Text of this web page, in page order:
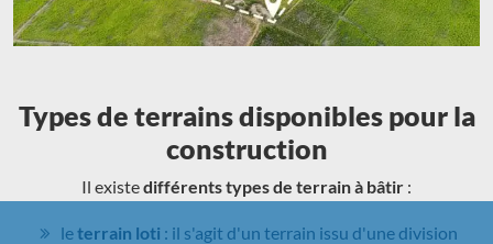
Types de terrains disponibles pour la
construction
Il existedifférents types de terrain à bâtir :
leterrain loti : il s'agit d'un terrain issu d'une division